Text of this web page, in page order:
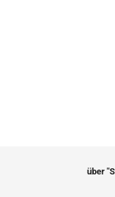
über